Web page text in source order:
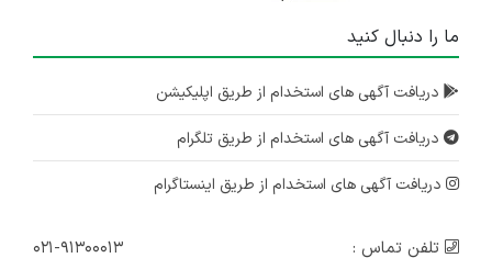
ما را دنبال کنید
دریافت آگهی های استخدام از طریق اپلیکیشن
دریافت آگهی های استخدام از طریق تلگرام
دریافت آگهی های استخدام از طریق اینستاگرام
تلفن تماس : ۰۲۱-۹۱۳۰۰۰۱۳